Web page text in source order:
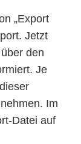
„Export
Jetzt
den
Je
Im
Datei auf